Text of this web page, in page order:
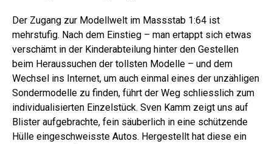
Der Zugang zur Modellwelt im Massstab 1:64 ist
mehrstufig. Nach dem Einstieg – man ertappt sich etwas
verschämt in der Kinderabteilung hinter den Gestellen
beim Heraussuchen der tollsten Modelle – und dem
Wechsel ins Internet, um auch einmal eines der unzähligen
Sondermodelle zu finden, führt der Weg schliesslich zum
individualisierten Einzelstück. Sven Kamm zeigt uns auf
Blister aufgebrachte, fein säuberlich in eine schützende
Hülle eingeschweisste Autos. Hergestellt hat diese ein